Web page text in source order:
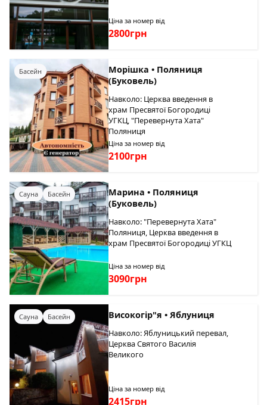
Ціна за номер від
2800грн
Басейн
Морішка • Поляниця
(Буковель)
Навколо: Церква введення в
храм Пресвятої Богородиці
УГКЦ, "Перевернута Хата"
Поляниця
Ціна за номер від
2100грн
Сауна Басейн
Марина • Поляниця
(Буковель)
Навколо: "Перевернута Хата"
Поляниця, Церква введення в
храм Пресвятої Богородиці УГКЦ
Ціна за номер від
3090грн
Сауна Басейн Високогір"я • Яблуниця
Навколо: Яблуницький перевал,
Церква Святого Василія
Великого
Ціна за номер від
2415грн